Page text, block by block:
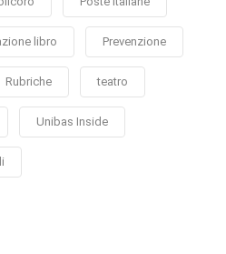
libro Prevenzione
Rubriche teatro
Unibas Inside